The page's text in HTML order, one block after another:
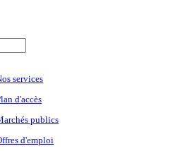
services
d'accès
publics
d'emploi